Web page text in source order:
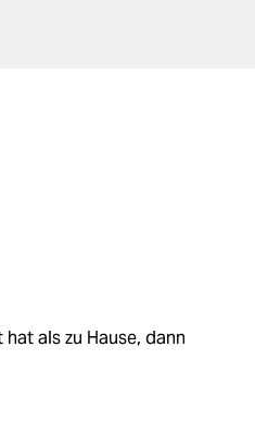
als zu Hause, dann